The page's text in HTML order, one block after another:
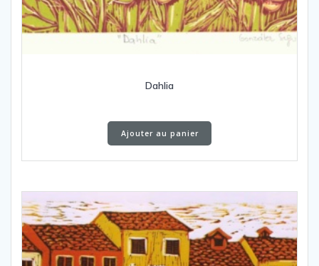
Dahlia
Ajouter au panier